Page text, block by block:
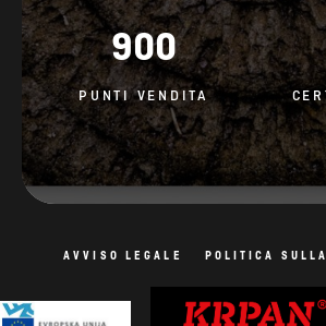
900
PUNTI VENDITA
AVVISO LEGALE POLITICA